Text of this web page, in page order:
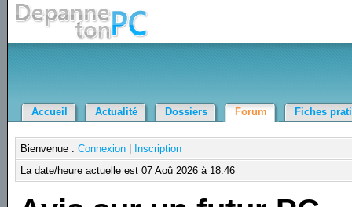
Accueil Actualité Dossiers Forum Fiches
Bienvenue :Connexion
Inscription
La date/heure actuelle est 07 Aoû 2026 à 18:46